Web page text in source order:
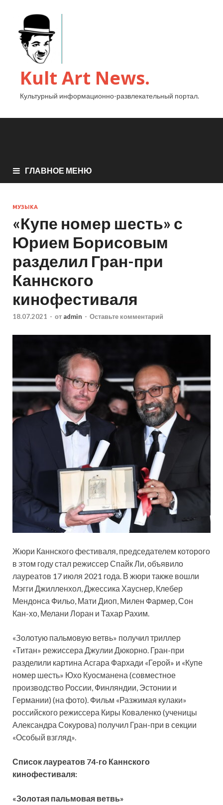
Kult Art News.
Культурный информационно-развлекательный портал.
ГЛАВНОЕ МЕНЮ
МУЗЫКА
«Купе номер шесть» с
Юрием Борисовым
разделил Гран-при
Каннского
кинофестиваля
18.07.2021 - от admin - Оставьте комментарий
Жюри Каннского фестиваля, председателем которого
в этом году стал режиссер Спайк Ли, объявило
лауреатов 17 июля 2021 года. В жюри также вошли
Мэгги Джилленхол, Джессика Хауснер, Клебер
Мендонса Фильо, Мати Диоп, Милен Фармер, Сон
Кан-хо, Мелани Лоран и Тахар Рахим.
«Золотую пальмовую ветвь» получил триллер
«Титан» режиссера Джулии Дюкорно. Гран-при
разделили картина Асгара Фархади «Герой» и «Купе
номер шесть» Юхо Куосманена (совместное
производство России, Финляндии, Эстонии и
Германии) (на фото). Фильм «Разжимая кулаки»
российского режиссера Киры Коваленко (ученицы
Александра Сокурова) получил Гран-при в секции
«Особый взгляд».
Список лауреатов 74-го Каннского
кинофестиваля:
«Золотая пальмовая ветвь»